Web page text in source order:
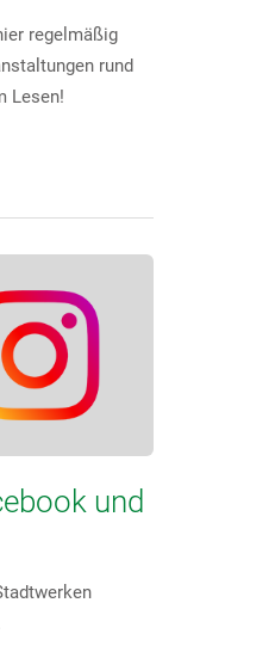
regelmäßig
rund
Lesen!
und